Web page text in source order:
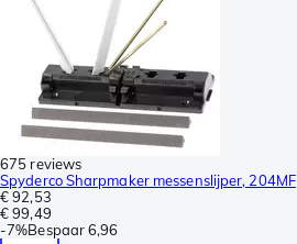
675 reviews
Spyderco Sharpmaker messenslijper, 204MF
€ 92,53
€ 99,49
-7%Bespaar6,96